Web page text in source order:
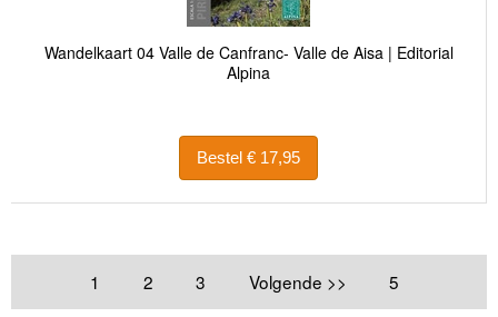
Wandelkaart 04 Valle de Canfranc- Valle de Aisa | Editorial
Alpina
Bestel € 17,95
1 2 3 Volgende >> 5